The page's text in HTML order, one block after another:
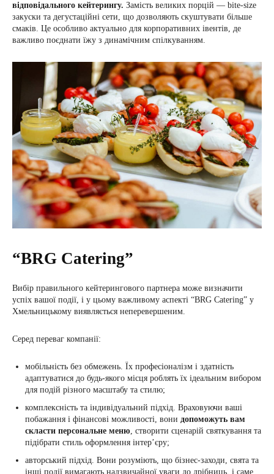
відповідального кейтерингу. Замість великих порцій — bite-size
закуски та дегустаційні сети, що дозволяють скуштувати більше
смаків. Це особливо актуально для корпоративних івентів, де
важливо поєднати їжу з динамічним спілкуванням.
“BRG Catering”
Вибір правильного кейтерингового партнера може визначити
успіх вашої події, і у цьому важливому аспекті “BRG Catering” у
Хмельницькому виявляється неперевершеним.
Серед переваг компанії:
мобільність без обмежень. Їх професіоналізм і здатність
адаптуватися до будь-якого місця роблять їх ідеальним вибором
для подій різного масштабу та стилю;
комплексність та індивідуальний підхід. Враховуючи ваші
побажання і фінансові можливості, вони допоможуть вам
скласти персональне меню, створити сценарій святкування та
підібрати стиль оформлення інтерʼєру;
авторський підхід. Вони розуміють, що бізнес-заходи, свята та
інші події вимагають надзвичайної уваги до дрібниць, і саме